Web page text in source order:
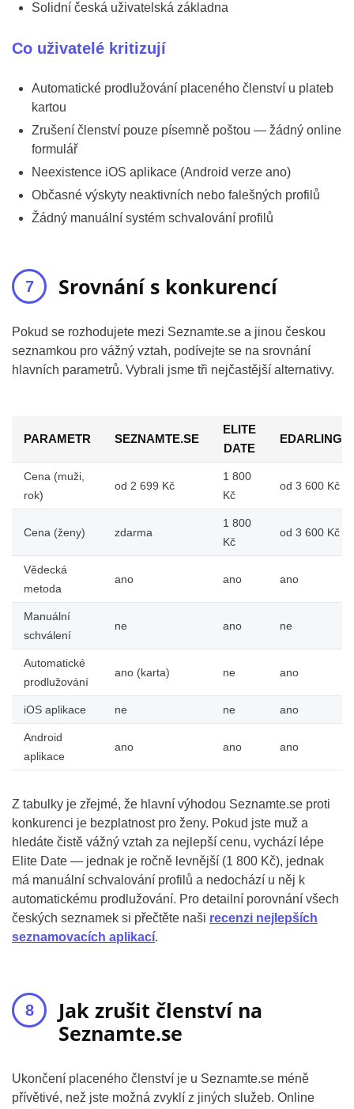
Solidní česká uživatelská základna
Co uživatelé kritizují
Automatické prodlužování placeného členství u plateb
kartou
Zrušení členství pouze písemně poštou — žádný online
formulář
Neexistence iOS aplikace (Android verze ano)
Občasné výskyty neaktivních nebo falešných profilů
Žádný manuální systém schvalování profilů
Srovnání s konkurencí
Pokud se rozhodujete mezi Seznamte.se a jinou českou
seznamkou pro vážný vztah, podívejte se na srovnání
hlavních parametrů. Vybrali jsme tři nejčastější alternativy.
PARAMETR SEZNAMTE.SE
ELITE
DATE
EDARLING
Cena (muži,
rok)
od 2 699 Kč
1 800
Kč
od 3 600 Kč
Cena (ženy) zdarma
1 800
Kč
od 3 600 Kč
Vědecká
metoda
ano ano ano
Manuální
schválení
ne ano ne
Automatické
prodlužování
ano (karta) ne ano
iOS aplikace ne ne ano
Android
aplikace
ano ano ano
Z tabulky je zřejmé, že hlavní výhodou Seznamte.se proti
konkurenci je bezplatnost pro ženy. Pokud jste muž a
hledáte čistě vážný vztah za nejlepší cenu, vychází lépe
Elite Date — jednak je ročně levnější (1 800 Kč), jednak
má manuální schvalování profilů a nedochází u něj k
automatickému prodlužování. Pro detailní porovnání všech
českých seznamek si přečtěte naši recenzi nejlepších
seznamovacích aplikací.
Jak zrušit členství na
Seznamte.se
Ukončení placeného členství je u Seznamte.se méně
přívětivé, než jste možná zvyklí z jiných služeb. Online